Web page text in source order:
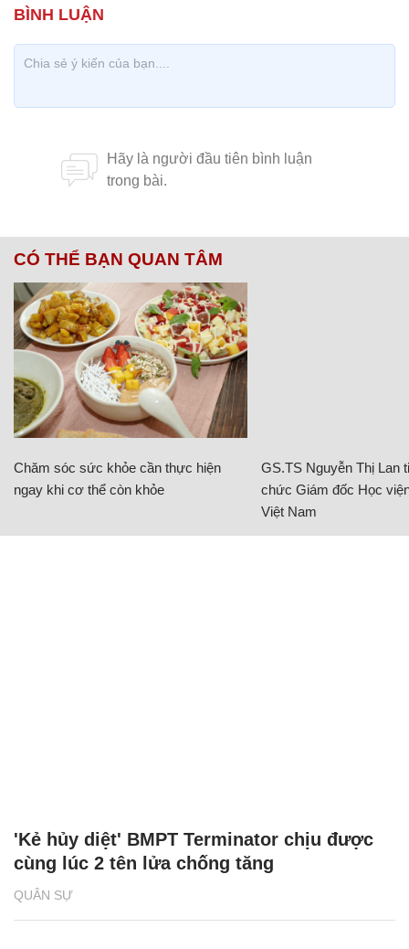
CÓ THỂ BẠN QUAN TÂM
Chăm sóc sức khỏe cần thực hiện
ngay khi cơ thể còn khỏe
GS.TS Nguyễn Thị Lan
chức Giám đốc Học
Việt Nam
QUÂN SỰ
'Kẻ hủy diệt' BMPT Terminator chịu được
cùng lúc 2 tên lửa chống tăng